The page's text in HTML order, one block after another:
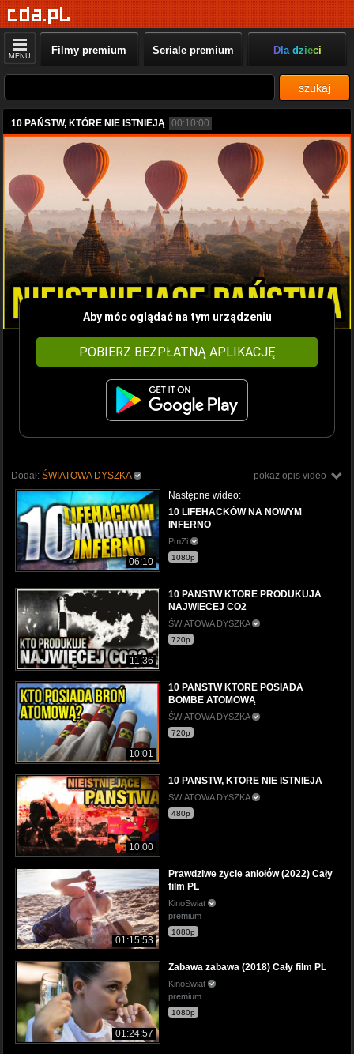
MENU Filmy premium Seriale premium Dla dzieci
szukaj
10 PAŃSTW, KTÓRE NIE ISTNIEJĄ 00:10:00
Aby móc oglądać na tym urządzeniu
POBIERZ BEZPŁATNĄ APLIKACJĘ
pokaż opis video
Dodał: ŚWIATOWA DYSZKA
06:10
Następne wideo:
10 LIFEHACKÓW NA NOWYM
INFERNO
PmZi
1080p
11:36
10 PANSTW KTORE PRODUKUJA
NAJWIECEJ CO2
ŚWIATOWA DYSZKA
720p
10:01
10 PANSTW KTORE POSIADA
BOMBE ATOMOWĄ
ŚWIATOWA DYSZKA
720p
10:00
10 PANSTW, KTORE NIE ISTNIEJA
ŚWIATOWA DYSZKA
480p
01:15:53
Prawdziwe życie aniołów (2022) Cały
film PL
KinoSwiat
premium
1080p
01:24:57
Zabawa zabawa (2018) Cały film PL
KinoSwiat
premium
1080p